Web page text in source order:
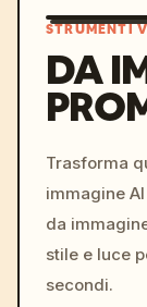
STRUMENTI
DA
Trasforma
immagine
da
stile e luce
secondi.